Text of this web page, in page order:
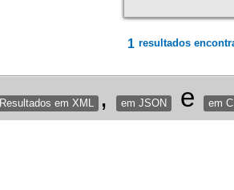
1 resultados
Resultados em XML , em JSON e em